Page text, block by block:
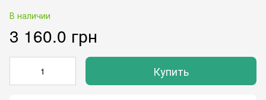
В наличии
3 160.0 грн
Купить